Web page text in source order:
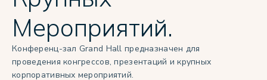
Мероприятий.
Конференц-зал Grand Hall предназначен для
проведения конгрессов, презентаций и крупных
корпоративных мероприятий.